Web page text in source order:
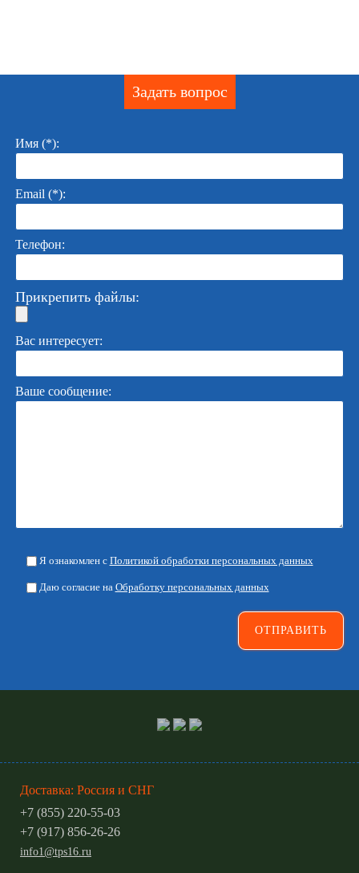
Задать вопрос
Имя (*):
Email (*):
Телефон:
Прикрепить файлы:
Вас интересует:
Ваше сообщение:
Я ознакомлен с Политикой обработки персональных данных
Даю согласие на Обработку персональных данных
Доставка: Россия и СНГ
+7 (855) 220-55-03
+7 (917) 856-26-26
info1@tps16.ru